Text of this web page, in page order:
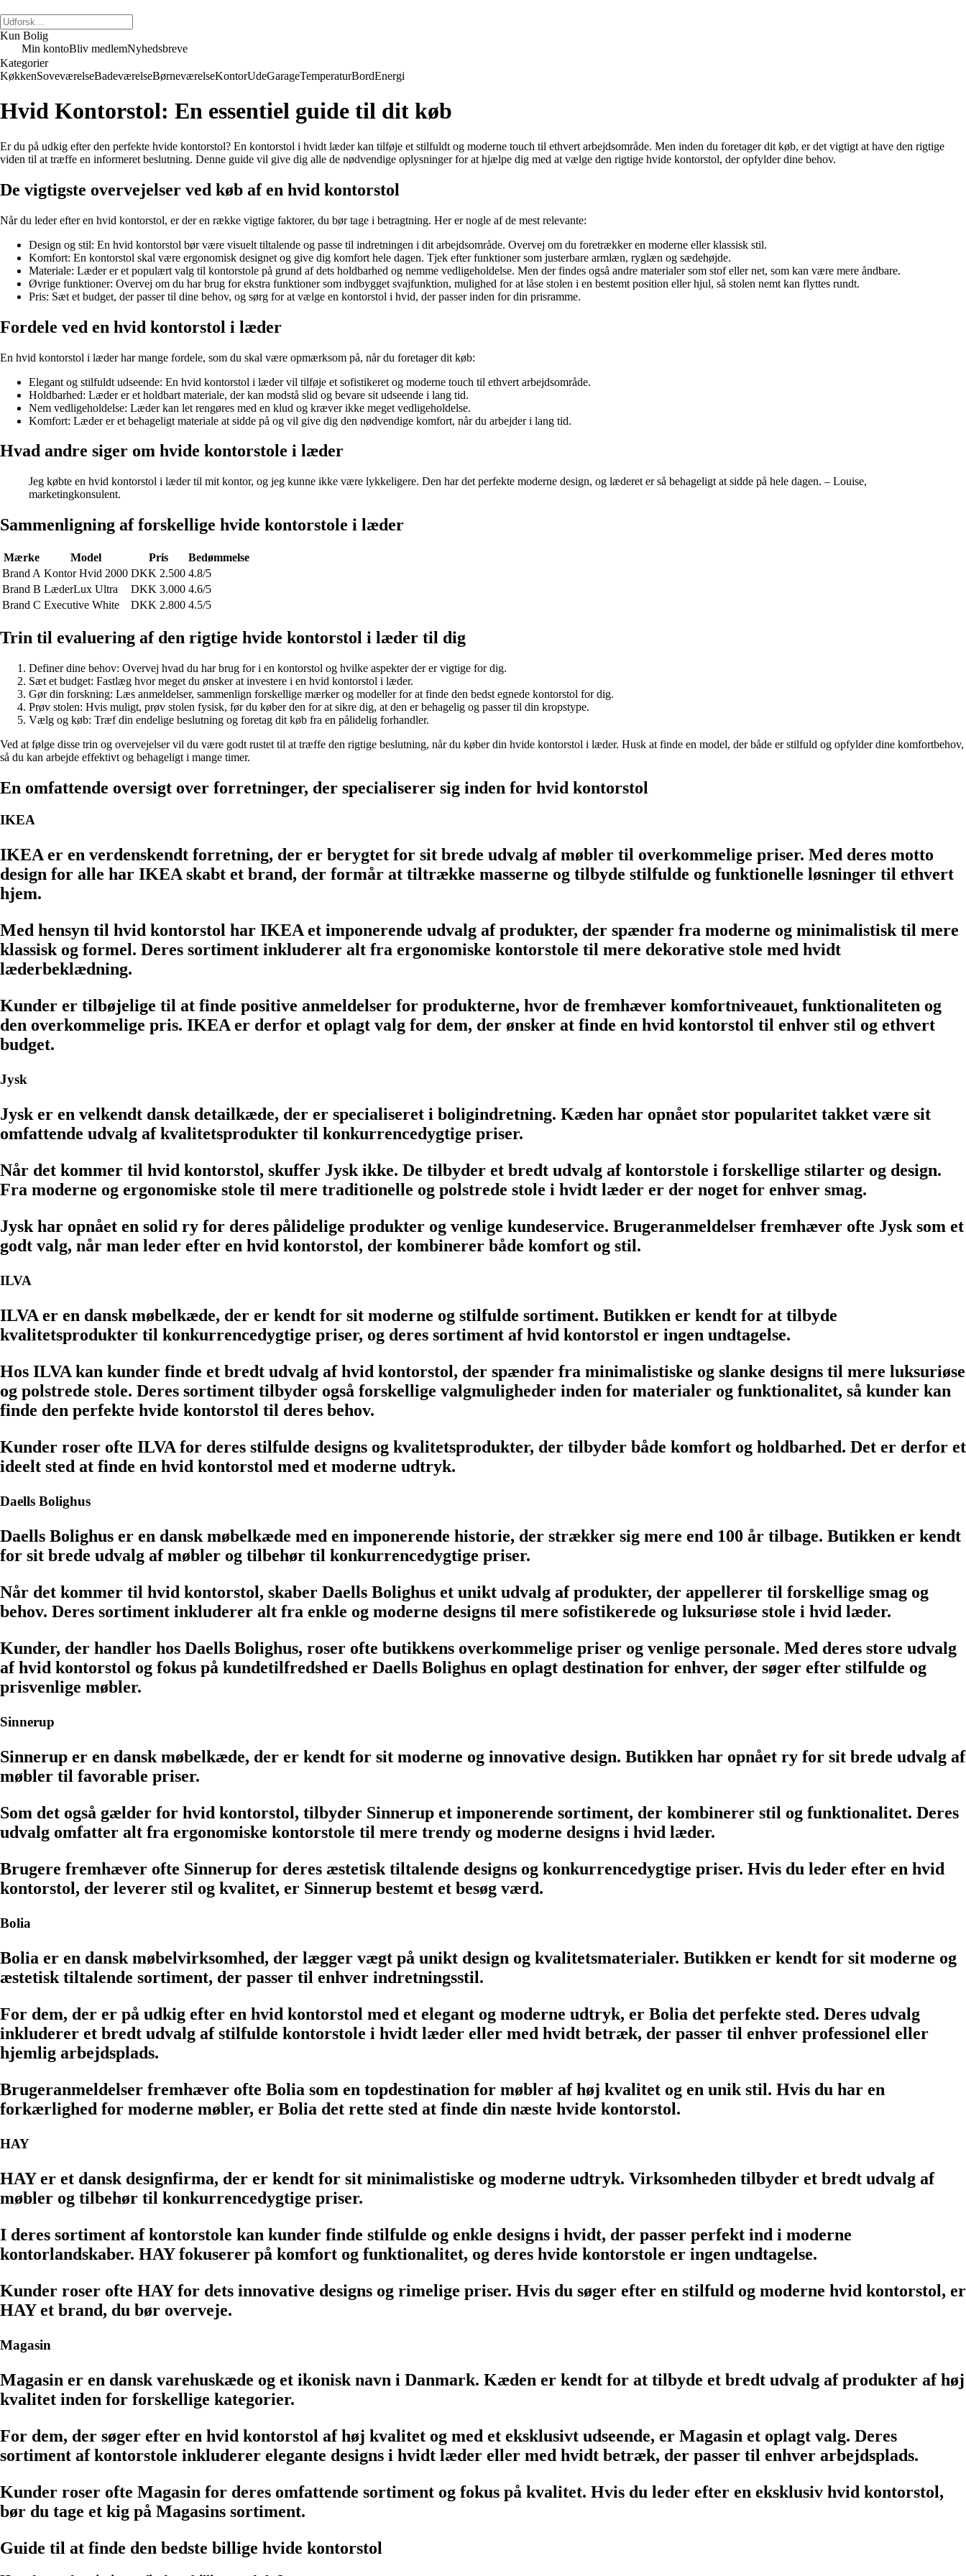
Kun Bolig
Min kontoBliv medlemNyhedsbreve
Kategorier
KøkkenSoveværelseBadeværelseBørneværelseKontorUdeGarageTemperaturBordEnergi
Hvid Kontorstol: En essentiel guide til dit køb
Er du på udkig efter den perfekte hvide kontorstol? En kontorstol i hvidt læder kan tilføje et stilfuldt og moderne touch til ethvert arbejdsområde. Men inden du foretager dit køb, er det vigtigt at have den rigtige
viden til at træffe en informeret beslutning. Denne guide vil give dig alle de nødvendige oplysninger for at hjælpe dig med at vælge den rigtige hvide kontorstol, der opfylder dine behov.
De vigtigste overvejelser ved køb af en hvid kontorstol
Når du leder efter en hvid kontorstol, er der en række vigtige faktorer, du bør tage i betragtning. Her er nogle af de mest relevante:
Design og stil: En hvid kontorstol bør være visuelt tiltalende og passe til indretningen i dit arbejdsområde. Overvej om du foretrækker en moderne eller klassisk stil.
Komfort: En kontorstol skal være ergonomisk designet og give dig komfort hele dagen. Tjek efter funktioner som justerbare armlæn, ryglæn og sædehøjde.
Materiale: Læder er et populært valg til kontorstole på grund af dets holdbarhed og nemme vedligeholdelse. Men der findes også andre materialer som stof eller net, som kan være mere åndbare.
Øvrige funktioner: Overvej om du har brug for ekstra funktioner som indbygget svajfunktion, mulighed for at låse stolen i en bestemt position eller hjul, så stolen nemt kan flyttes rundt.
Pris: Sæt et budget, der passer til dine behov, og sørg for at vælge en kontorstol i hvid, der passer inden for din prisramme.
Fordele ved en hvid kontorstol i læder
En hvid kontorstol i læder har mange fordele, som du skal være opmærksom på, når du foretager dit køb:
Elegant og stilfuldt udseende: En hvid kontorstol i læder vil tilføje et sofistikeret og moderne touch til ethvert arbejdsområde.
Holdbarhed: Læder er et holdbart materiale, der kan modstå slid og bevare sit udseende i lang tid.
Nem vedligeholdelse: Læder kan let rengøres med en klud og kræver ikke meget vedligeholdelse.
Komfort: Læder er et behageligt materiale at sidde på og vil give dig den nødvendige komfort, når du arbejder i lang tid.
Hvad andre siger om hvide kontorstole i læder
Jeg købte en hvid kontorstol i læder til mit kontor, og jeg kunne ikke være lykkeligere. Den har det perfekte moderne design, og læderet er så behageligt at sidde på hele dagen. – Louise,
marketingkonsulent.
Sammenligning af forskellige hvide kontorstole i læder
Mærke Model Pris
Bedømmelse
Brand A Kontor Hvid 2000 DKK 2.500 4.8/5
Brand B LæderLux Ultra DKK 3.000 4.6/5
Brand C Executive White DKK 2.800 4.5/5
Trin til evaluering af den rigtige hvide kontorstol i læder til dig
Definer dine behov: Overvej hvad du har brug for i en kontorstol og hvilke aspekter der er vigtige for dig.
Sæt et budget: Fastlæg hvor meget du ønsker at investere i en hvid kontorstol i læder.
Gør din forskning: Læs anmeldelser, sammenlign forskellige mærker og modeller for at finde den bedst egnede kontorstol for dig.
Prøv stolen: Hvis muligt, prøv stolen fysisk, før du køber den for at sikre dig, at den er behagelig og passer til din kropstype.
Vælg og køb: Træf din endelige beslutning og foretag dit køb fra en pålidelig forhandler.
Ved at følge disse trin og overvejelser vil du være godt rustet til at træffe den rigtige beslutning, når du køber din hvide kontorstol i læder. Husk at finde en model, der både er stilfuld og opfylder dine komfortbehov,
så du kan arbejde effektivt og behageligt i mange timer.
En omfattende oversigt over forretninger, der specialiserer sig inden for hvid kontorstol
IKEA
IKEA er en verdenskendt forretning, der er berygtet for sit brede udvalg af møbler til overkommelige priser. Med deres motto
design for alle har IKEA skabt et brand, der formår at tiltrække masserne og tilbyde stilfulde og funktionelle løsninger til ethvert
hjem.
Med hensyn til hvid kontorstol har IKEA et imponerende udvalg af produkter, der spænder fra moderne og minimalistisk til mere
klassisk og formel. Deres sortiment inkluderer alt fra ergonomiske kontorstole til mere dekorative stole med hvidt
læderbeklædning.
Kunder er tilbøjelige til at finde positive anmeldelser for produkterne, hvor de fremhæver komfortniveauet, funktionaliteten og
den overkommelige pris. IKEA er derfor et oplagt valg for dem, der ønsker at finde en hvid kontorstol til enhver stil og ethvert
budget.
Jysk
Jysk er en velkendt dansk detailkæde, der er specialiseret i boligindretning. Kæden har opnået stor popularitet takket være sit
omfattende udvalg af kvalitetsprodukter til konkurrencedygtige priser.
Når det kommer til hvid kontorstol, skuffer Jysk ikke. De tilbyder et bredt udvalg af kontorstole i forskellige stilarter og design.
Fra moderne og ergonomiske stole til mere traditionelle og polstrede stole i hvidt læder er der noget for enhver smag.
Jysk har opnået en solid ry for deres pålidelige produkter og venlige kundeservice. Brugeranmeldelser fremhæver ofte Jysk som et
godt valg, når man leder efter en hvid kontorstol, der kombinerer både komfort og stil.
ILVA
ILVA er en dansk møbelkæde, der er kendt for sit moderne og stilfulde sortiment. Butikken er kendt for at tilbyde
kvalitetsprodukter til konkurrencedygtige priser, og deres sortiment af hvid kontorstol er ingen undtagelse.
Hos ILVA kan kunder finde et bredt udvalg af hvid kontorstol, der spænder fra minimalistiske og slanke designs til mere luksuriøse
og polstrede stole. Deres sortiment tilbyder også forskellige valgmuligheder inden for materialer og funktionalitet, så kunder kan
finde den perfekte hvide kontorstol til deres behov.
Kunder roser ofte ILVA for deres stilfulde designs og kvalitetsprodukter, der tilbyder både komfort og holdbarhed. Det er derfor et
ideelt sted at finde en hvid kontorstol med et moderne udtryk.
Daells Bolighus
Daells Bolighus er en dansk møbelkæde med en imponerende historie, der strækker sig mere end 100 år tilbage. Butikken er kendt
for sit brede udvalg af møbler og tilbehør til konkurrencedygtige priser.
Når det kommer til hvid kontorstol, skaber Daells Bolighus et unikt udvalg af produkter, der appellerer til forskellige smag og
behov. Deres sortiment inkluderer alt fra enkle og moderne designs til mere sofistikerede og luksuriøse stole i hvid læder.
Kunder, der handler hos Daells Bolighus, roser ofte butikkens overkommelige priser og venlige personale. Med deres store udvalg
af hvid kontorstol og fokus på kundetilfredshed er Daells Bolighus en oplagt destination for enhver, der søger efter stilfulde og
prisvenlige møbler.
Sinnerup
Sinnerup er en dansk møbelkæde, der er kendt for sit moderne og innovative design. Butikken har opnået ry for sit brede udvalg af
møbler til favorable priser.
Som det også gælder for hvid kontorstol, tilbyder Sinnerup et imponerende sortiment, der kombinerer stil og funktionalitet. Deres
udvalg omfatter alt fra ergonomiske kontorstole til mere trendy og moderne designs i hvid læder.
Brugere fremhæver ofte Sinnerup for deres æstetisk tiltalende designs og konkurrencedygtige priser. Hvis du leder efter en hvid
kontorstol, der leverer stil og kvalitet, er Sinnerup bestemt et besøg værd.
Bolia
Bolia er en dansk møbelvirksomhed, der lægger vægt på unikt design og kvalitetsmaterialer. Butikken er kendt for sit moderne og
æstetisk tiltalende sortiment, der passer til enhver indretningsstil.
For dem, der er på udkig efter en hvid kontorstol med et elegant og moderne udtryk, er Bolia det perfekte sted. Deres udvalg
inkluderer et bredt udvalg af stilfulde kontorstole i hvidt læder eller med hvidt betræk, der passer til enhver professionel eller
hjemlig arbejdsplads.
Brugeranmeldelser fremhæver ofte Bolia som en topdestination for møbler af høj kvalitet og en unik stil. Hvis du har en
forkærlighed for moderne møbler, er Bolia det rette sted at finde din næste hvide kontorstol.
HAY
HAY er et dansk designfirma, der er kendt for sit minimalistiske og moderne udtryk. Virksomheden tilbyder et bredt udvalg af
møbler og tilbehør til konkurrencedygtige priser.
I deres sortiment af kontorstole kan kunder finde stilfulde og enkle designs i hvidt, der passer perfekt ind i moderne
kontorlandskaber. HAY fokuserer på komfort og funktionalitet, og deres hvide kontorstole er ingen undtagelse.
Kunder roser ofte HAY for dets innovative designs og rimelige priser. Hvis du søger efter en stilfuld og moderne hvid kontorstol, er
HAY et brand, du bør overveje.
Magasin
Magasin er en dansk varehuskæde og et ikonisk navn i Danmark. Kæden er kendt for at tilbyde et bredt udvalg af produkter af høj
kvalitet inden for forskellige kategorier.
For dem, der søger efter en hvid kontorstol af høj kvalitet og med et eksklusivt udseende, er Magasin et oplagt valg. Deres
sortiment af kontorstole inkluderer elegante designs i hvidt læder eller med hvidt betræk, der passer til enhver arbejdsplads.
Kunder roser ofte Magasin for deres omfattende sortiment og fokus på kvalitet. Hvis du leder efter en eksklusiv hvid kontorstol,
bør du tage et kig på Magasins sortiment.
Guide til at finde den bedste billige hvide kontorstol